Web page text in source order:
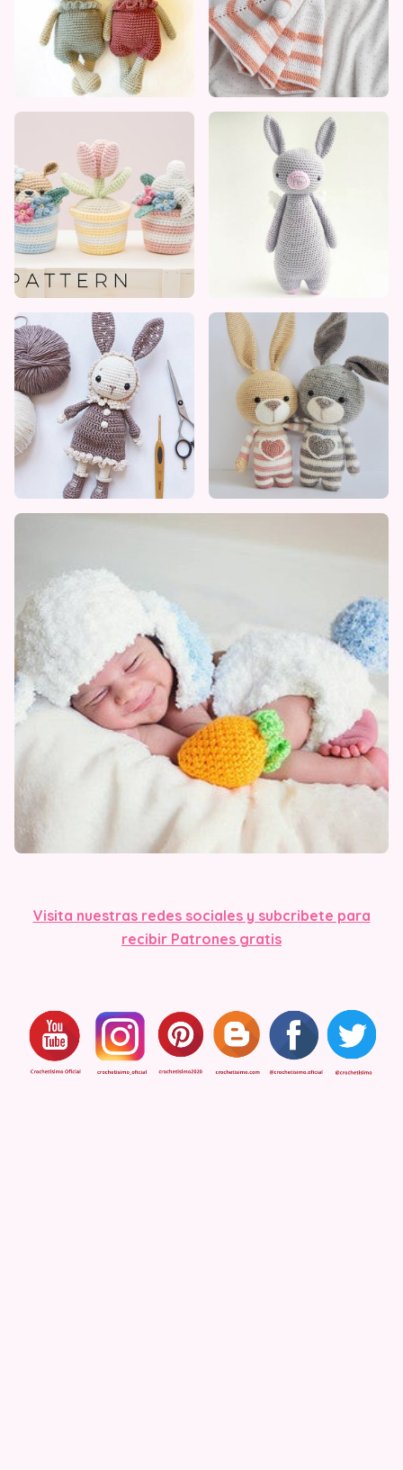
Visita nuestras redes sociales y subcribete para
recibir Patrones gratis